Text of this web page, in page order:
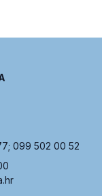
099 502 00 52